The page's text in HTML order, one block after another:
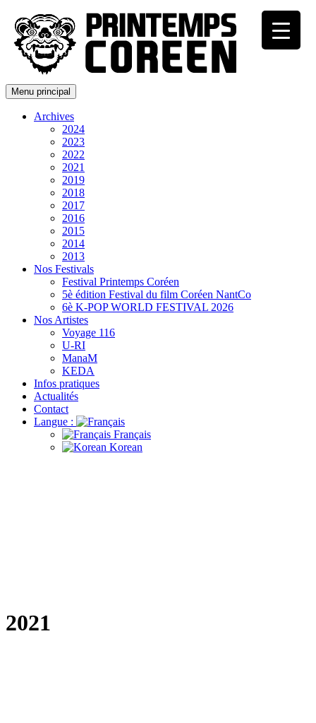
Menu principal
Archives
2024
2023
2022
2021
2019
2018
2017
2016
2015
2014
2013
Nos Festivals
Festival Printemps Coréen
5è édition Festival du film Coréen NantCo
6è K-POP WORLD FESTIVAL 2026
Nos Artistes
Voyage 116
U-RI
ManaM
KEDA
Infos pratiques
Actualités
Contact
Langue :
Français
Korean
2021